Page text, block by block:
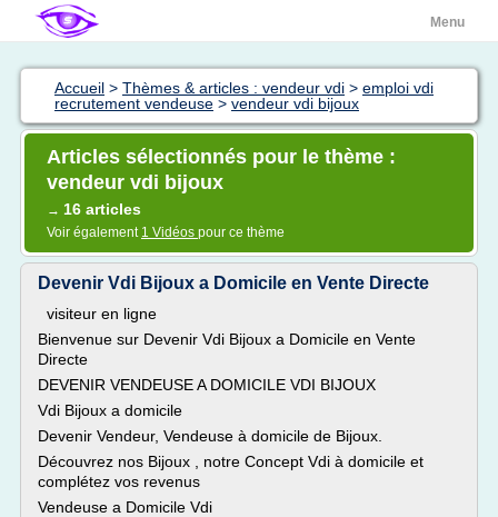
Menu
Accueil > Thèmes & articles : vendeur vdi > emploi vdi
recrutement vendeuse > vendeur vdi bijoux
Articles sélectionnés pour le thème :
vendeur vdi bijoux
→ 16 articles
Voir également 1 Vidéos pour ce thème
Devenir Vdi Bijoux a Domicile en Vente Directe
visiteur en ligne
Bienvenue sur Devenir Vdi Bijoux a Domicile en Vente
Directe
DEVENIR VENDEUSE A DOMICILE VDI BIJOUX
Vdi Bijoux a domicile
Devenir Vendeur, Vendeuse à domicile de Bijoux.
Découvrez nos Bijoux , notre Concept Vdi à domicile et
complétez vos revenus
Vendeuse a Domicile Vdi